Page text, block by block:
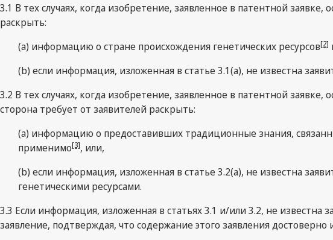
3.1 В тех случаях, когда изобретение, заявленное в патентной
раскрыть:
(a) информацию о стране происхождения генетических ресурсов[2]
(b) если информация, изложенная в статье 3.1(a), не известна
3.2 В тех случаях, когда изобретение, заявленное в патентной
сторона требует от заявителей раскрыть:
(a) информацию о предоставивших традиционные знания,
применимо[3], или,
(b) если информация, изложенная в статье 3.2(a), не известна
генетическими ресурсами.
3.3 Если информация, изложенная в статьях 3.1 и/или 3.2, не
заявление, подтверждая, что содержание этого заявления